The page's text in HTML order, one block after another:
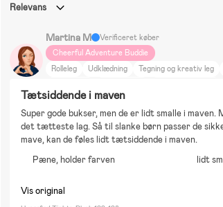
Relevans
Martina M
Verificeret køber
Cheerful Adventure Buddie
Rolleleg
Udklædning Tegning og kreativ leg
LasseMajas detektivbyrå
Pippi Långstrump
Sommarskuggan Super
Disney Princess
Hus Bil Bor på landet
Tætsiddende i maven
Super gode bukser, men de er lidt smalle i maven.
det tætteste lag. Så til slanke børn passer de
mave, kan de føles lidt tætsiddende i maven.
Pæne, holder farven
lidt
Vis original